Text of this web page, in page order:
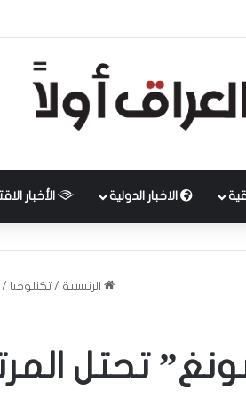
الاخبار الدولية الأخبار
الرئيسية / تكنلوجيا /
تحتل